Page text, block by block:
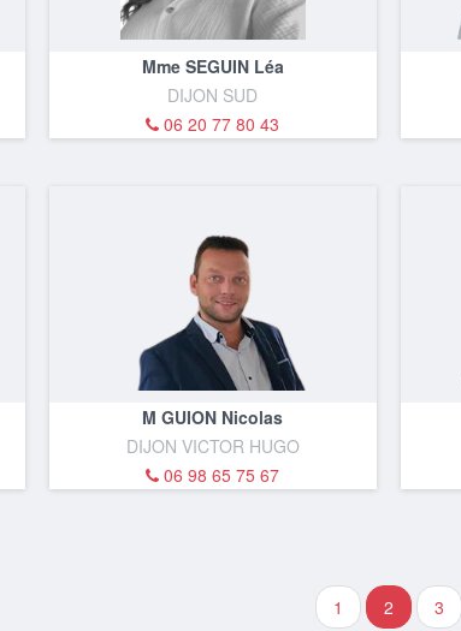
Mme SEGUIN Léa
DIJON SUD
06 20 77 80 43
M GUION Nicolas
DIJON VICTOR HUGO
06 98 65 75 67
1 2 3